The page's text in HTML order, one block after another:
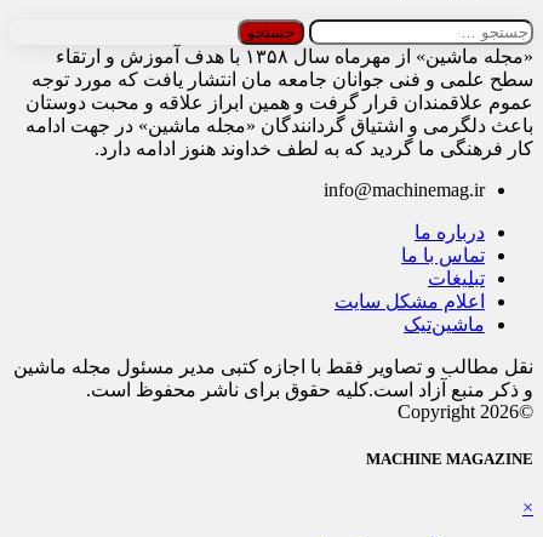
جستجو
برای:
«مجله ماشین» از مهرماه سال ۱۳۵۸ با هدف آموزش و ارتقاء
سطح علمی و فنی جوانان جامعه مان انتشار یافت که مورد توجه
عموم علاقمندان قرار گرفت و همین ابراز علاقه و محبت دوستان
باعث دلگرمی و اشتیاق گردانندگان «مجله ماشین» در جهت ادامه
کار فرهنگی ما گردید که به لطف خداوند هنوز ادامه دارد.
info@machinemag.ir
درباره ما
تماس با ما
تبلیغات
اعلام مشکل سایت
ماشین‌تیک
نقل مطالب و تصاویر فقط با اجازه کتبی مدیر مسئول مجله ماشین
و ذکر منبع آزاد است.کلیه حقوق برای ناشر محفوظ است.
©Copyright 2026
MACHINE MAGAZINE
×